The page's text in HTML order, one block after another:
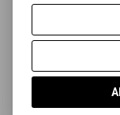
Verarbeitung aller
Fotopapieren
Abfrage nach